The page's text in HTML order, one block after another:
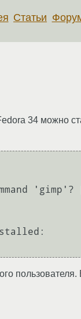
Статьи
34 можно